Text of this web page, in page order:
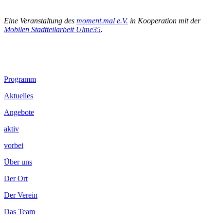
Eine Veranstaltung des moment.mal e.V. in Kooperation mit der
Mobilen Stadtteilarbeit Ulme35.
Footer
Inhalt
Programm
Aktuelles
Angebote
aktiv
vorbei
Über uns
Der Ort
Der Verein
Das Team